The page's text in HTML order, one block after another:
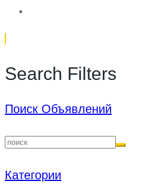
Search Filters
Поиск Объявлений
Категории